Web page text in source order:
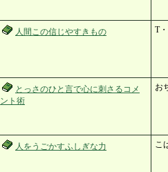
人間この信じやすきもの T
とっさのひと言で心に刺さるコメ
ント術
お
人をうごかすふしぎな力 こ